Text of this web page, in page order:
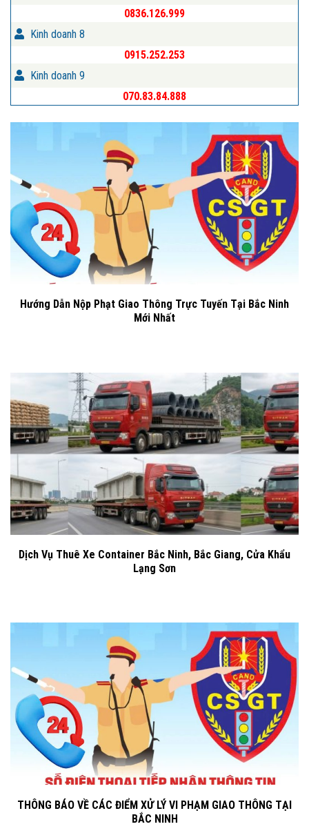
0836.126.999
Kinh doanh 8
0915.252.253
Kinh doanh 9
070.83.84.888
Hướng Dẫn Nộp Phạt Giao Thông Trực Tuyến Tại Bắc Ninh
Mới Nhất
Dịch Vụ Thuê Xe Container Bắc Ninh, Bắc Giang, Cửa Khẩu
Lạng Sơn
THÔNG BÁO VỀ CÁC ĐIỂM XỬ LÝ VI PHẠM GIAO THÔNG TẠI
BẮC NINH